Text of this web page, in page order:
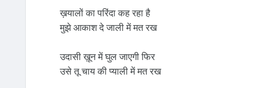
ख़यालों का परिंदा कह रहा है
मुझे आकाश दे जाली में मत रख
उदासी ख़ून में घुल जाएगी फिर
उसे तू चाय की प्याली में मत रख